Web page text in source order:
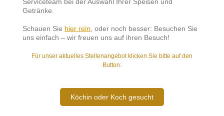
Getränke.
Schauen Sie hier rein , oder noch besser: Besuchen Sie
uns einfach – wir freuen uns auf ihren Besuch!
Für unser aktuelles Stellenangebot klicken Sie bitte auf den
Button:
Köchin oder Koch gesucht